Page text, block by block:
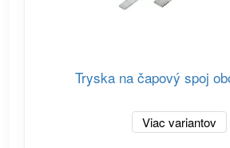
Tryska na čapový spoj
Viac variantov